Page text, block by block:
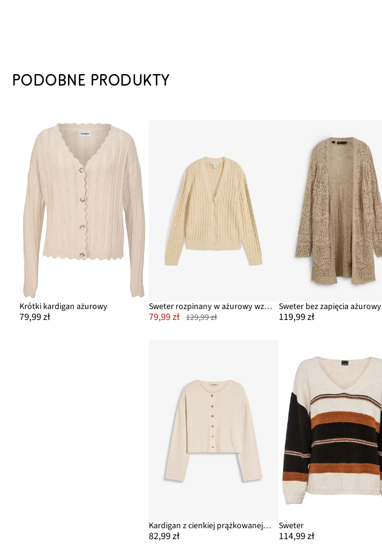
PODOBNE PRODUKTY
Krótki kardigan ażurowy
79,99 zł
Sweter rozpinany w ażurowy wzór z dodatkiem lnu
79,99 zł 129,99 zł
Sweter bez zapięcia ażurowy
119,99 zł
Kardigan z cienkiej prążkowanej dzianiny
82,99 zł
Sweter
114,99 zł